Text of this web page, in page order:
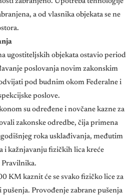
a od vlasnika objekata se ne
ugostiteljskih objekata ostavio period
poslovanja novim zakonskim
pod budnim okom Federalne i
poslove.
su određene i novčane kazne za
zakonske odredbe, čija primena
roka usklađivanja, međutim
i kažnjavanju fizičkih lica kreće
Pravilnika.
KM kaznit će se svako fizičko lice za
Provođenje zabrane pušenja